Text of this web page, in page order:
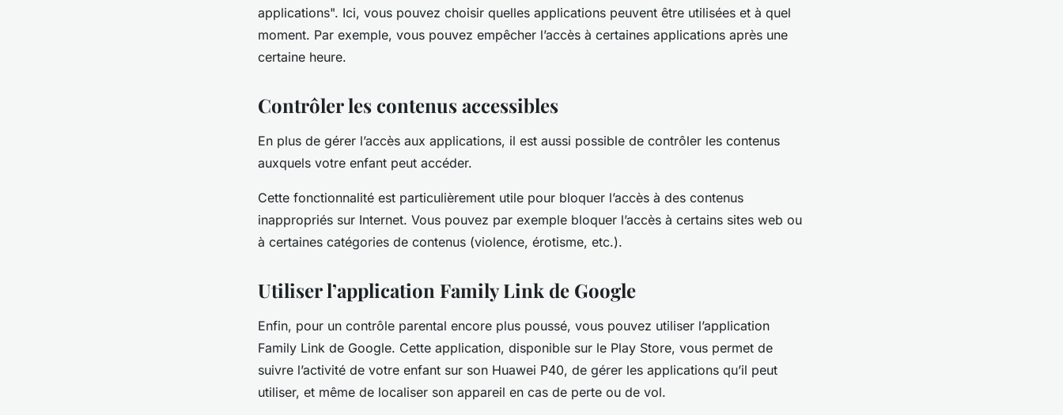
applications". Ici, vous pouvez choisir quelles applications peuvent être utilisées et à quel
moment. Par exemple, vous pouvez empêcher l’accès à certaines applications après une
certaine heure.
Contrôler les contenus accessibles
En plus de gérer l’accès aux applications, il est aussi possible de contrôler les contenus
auxquels votre enfant peut accéder.
Cette fonctionnalité est particulièrement utile pour bloquer l’accès à des contenus
inappropriés sur Internet. Vous pouvez par exemple bloquer l’accès à certains sites web ou
à certaines catégories de contenus (violence, érotisme, etc.).
Utiliser l’application Family Link de Google
Enfin, pour un contrôle parental encore plus poussé, vous pouvez utiliser l’application
Family Link de Google. Cette application, disponible sur le Play Store, vous permet de
suivre l’activité de votre enfant sur son Huawei P40, de gérer les applications qu’il peut
utiliser, et même de localiser son appareil en cas de perte ou de vol.